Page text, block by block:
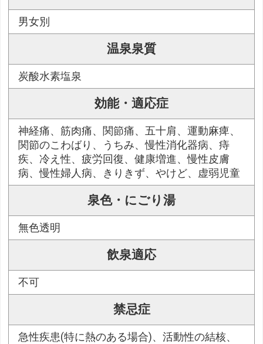
男女別
温泉泉質
炭酸水素塩泉
効能・適応症
神経痛、筋肉痛、関節痛、五十肩、運動麻痺、
関節のこわばり、うちみ、慢性消化器病、痔
疾、冷え性、疲労回復、健康増進、慢性皮膚
病、慢性婦人病、きりきず、やけど、虚弱児童
泉色・にごり湯
無色透明
飲泉適応
不可
禁忌症
急性疾患(特に熱のある場合)、活動性の結核、